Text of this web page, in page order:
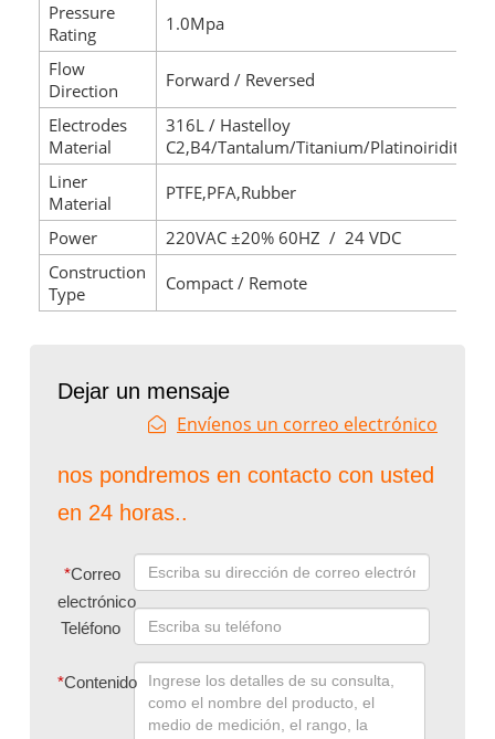
Pressure
Rating
1.0Mpa
Flow
Direction
Forward / Reversed
Electrodes
Material
316L / Hastelloy
C2,B4/Tantalum/Titanium/Platinoiridita/
Liner
Material
PTFE,PFA,Rubber
Power
220VAC ±20% 60HZ / 24 VDC
Construction
Type
Compact / Remote
Dejar un mensaje
Envíenos un correo electrónico
nos pondremos en contacto con usted
en 24 horas..
*Correo
electrónico
Teléfono
*Contenido